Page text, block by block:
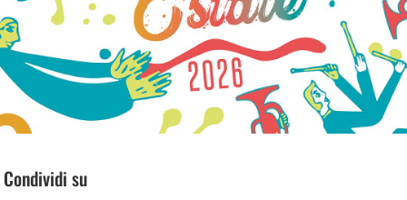
Condividi su